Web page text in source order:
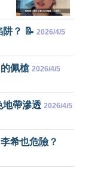
阱？ 📝 2026/4/5
佩槍 2026/4/5
地帶滲透 2026/4/5
希也危險？